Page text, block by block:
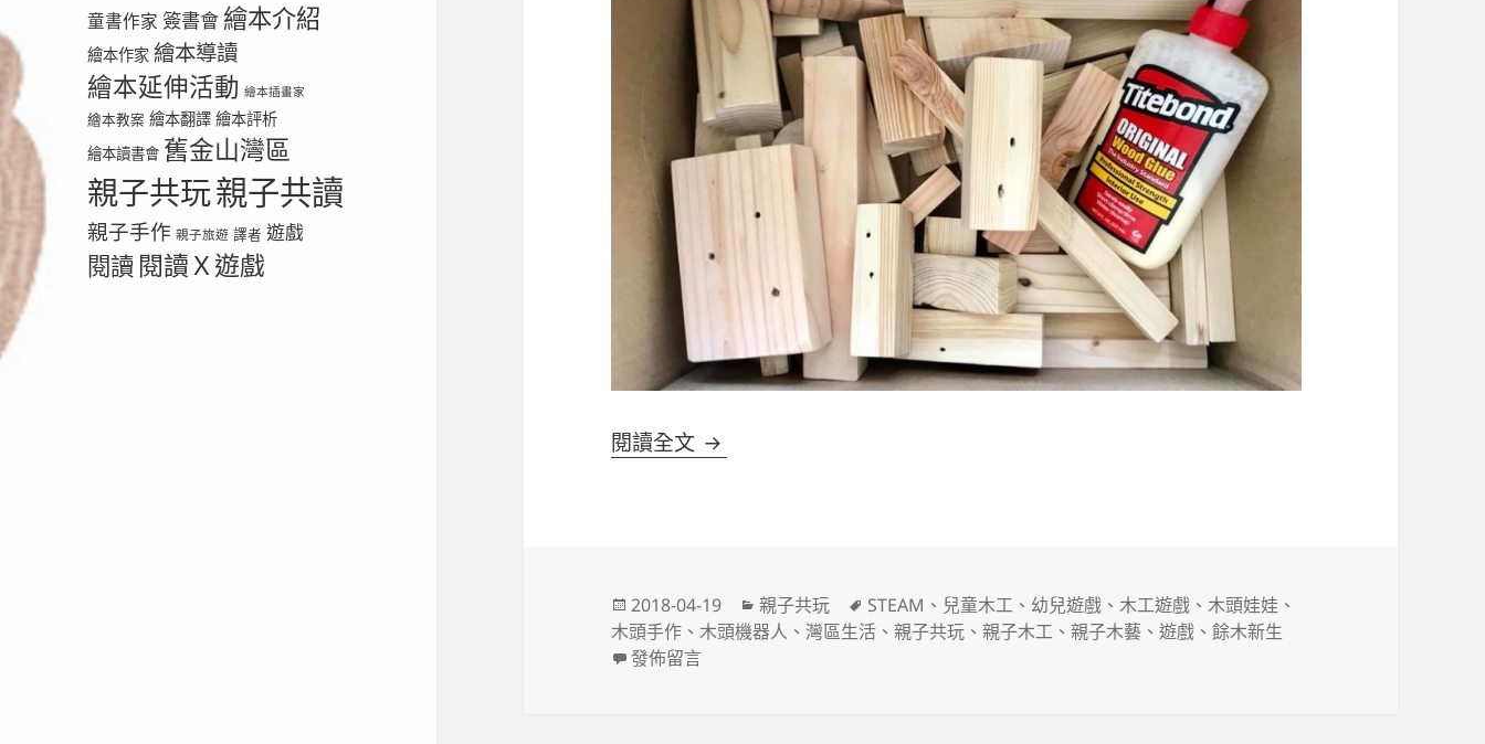
童書作家 簽書會 繪本介紹
繪本作家 繪本導讀
繪本延伸活動 繪本插畫家
繪本教案 繪本翻譯 繪本評析
繪本讀書會 舊金山灣區
親子共玩親子共讀
親子手作 親子旅遊 譯者 遊戲
閱讀 閱讀Ｘ遊戲
閱讀全文 親子木工遊戲》餘木新生：機器人與木頭小鎮
發
佈
日
2018-04-19
分
類
親子共玩
標
籤
STEAM 、 兒童木工 、 幼兒遊戲 、木工遊戲 、木頭娃娃 、
木頭手作 、木頭機器人 、 灣區生活 、親子共玩 、親子木工 、親子木藝 、遊戲 、餘木新生
在〈親子木工遊戲》餘木新生：機器人與木頭小鎮〉
發佈留言